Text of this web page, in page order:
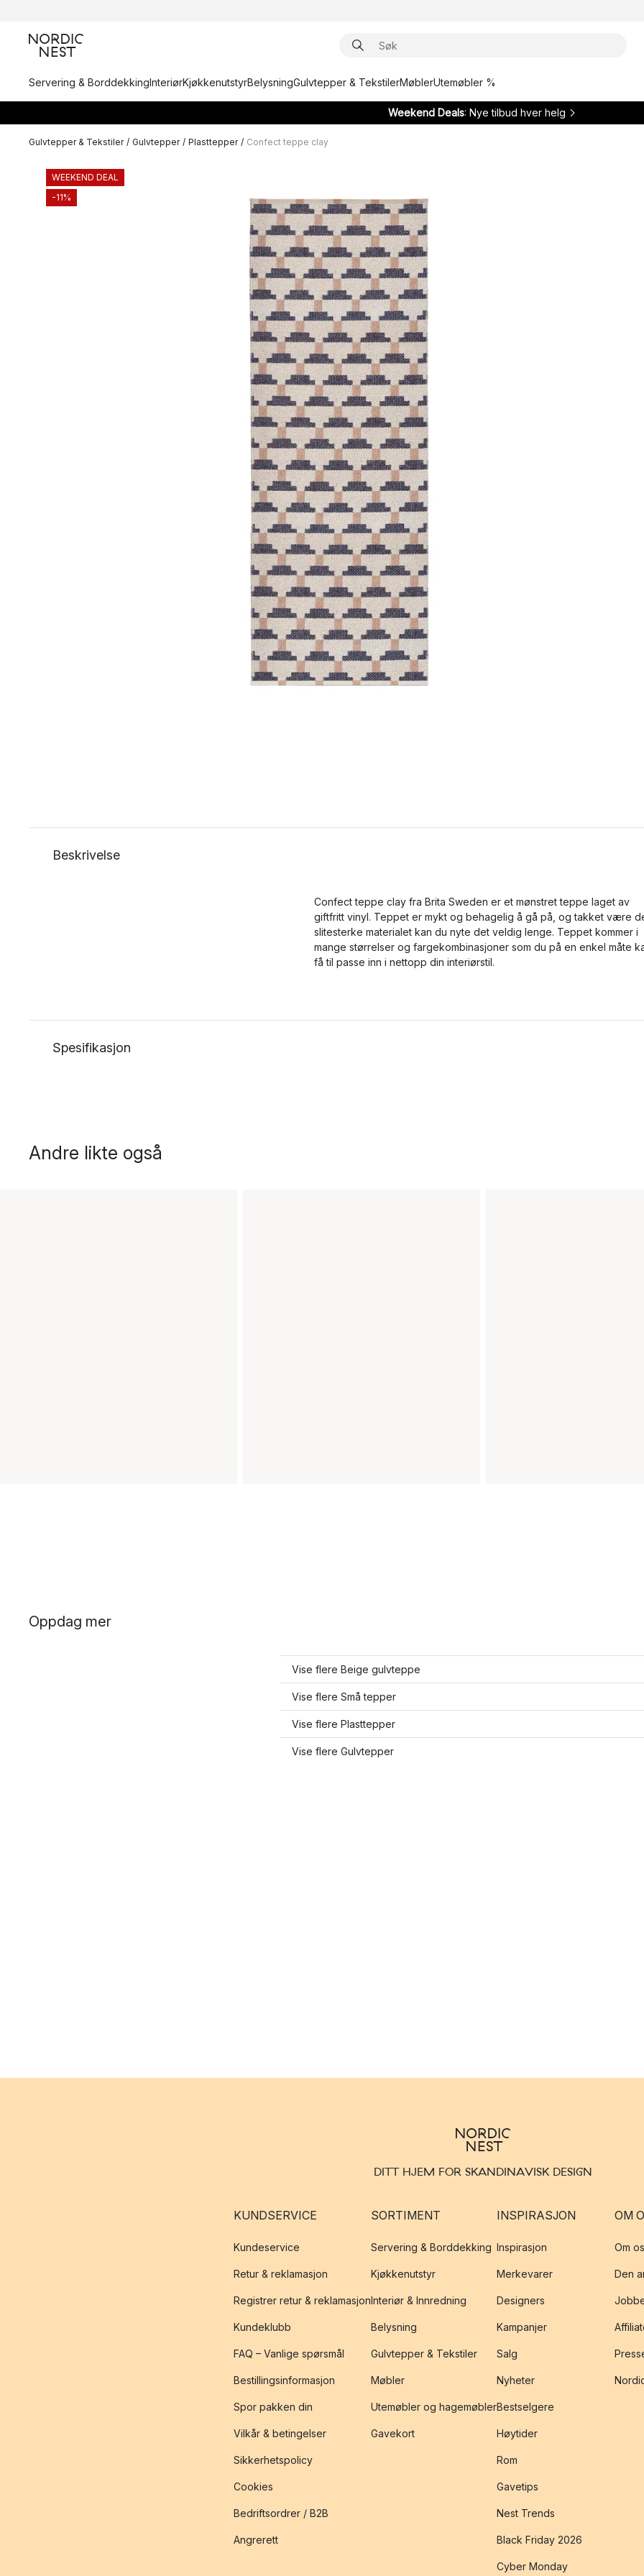
Servering & BorddekkingInteriørKjøkkenutstyrBelysningGulvtepper & TekstilerMøblerUtemøbler %
Weekend Deals: Nye tilbud hver helg
Gulvtepper & Tekstiler / Gulvtepper / Plasttepper / Confect teppe clay
WEEKEND DEAL
-11%
Beskrivelse
Confect teppe clay fra Brita Sweden er et mønstret teppe laget av
giftfritt vinyl. Teppet er mykt og behagelig å gå på, og takket være
slitesterke materialet kan du nyte det veldig lenge. Teppet kommer i
mange størrelser og fargekombinasjoner som du på en enkel måte
få til passe inn i nettopp din interiørstil.
Spesifikasjon
Andre likte også
Oppdag mer
Vise flere Beige gulvteppe
Vise flere Små tepper
Vise flere Plasttepper
Vise flere Gulvtepper
DITT HJEM FOR SKANDINAVISK DESIGN
KUNDSERVICE
Kundeservice
Retur & reklamasjon
Registrer retur & reklamasjon
Kundeklubb
FAQ – Vanlige spørsmål
Bestillingsinformasjon
Spor pakken din
Vilkår & betingelser
Sikkerhetspolicy
Cookies
Bedriftsordrer / B2B
Angrerett
SORTIMENT
Servering & Borddekking
Kjøkkenutstyr
Interiør & Innredning
Belysning
Gulvtepper & Tekstiler
Møbler
Utemøbler og hagemøbler
Gavekort
INSPIRASJON
Inspirasjon
Merkevarer
Designers
Kampanjer
Salg
Nyheter
Bestselgere
Høytider
Rom
Gavetips
Nest Trends
Black Friday 2026
Cyber Monday
OM
Om
Den